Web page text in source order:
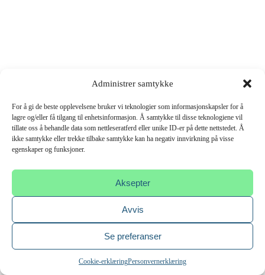
Administrer samtykke
For å gi de beste opplevelsene bruker vi teknologier som informasjonskapsler for å
lagre og/eller få tilgang til enhetsinformasjon. Å samtykke til disse teknologiene vil
tillate oss å behandle data som nettleseratferd eller unike ID-er på dette nettstedet. Å
ikke samtykke eller trekke tilbake samtykke kan ha negativ innvirkning på visse
egenskaper og funksjoner.
Aksepter
Avvis
Se preferanser
Cookie-erklæringPersonvernerklæring